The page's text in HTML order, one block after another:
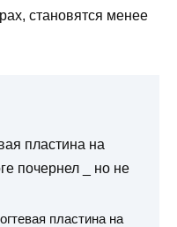
становятся менее
пластина на
почернел _ но не
пластина на